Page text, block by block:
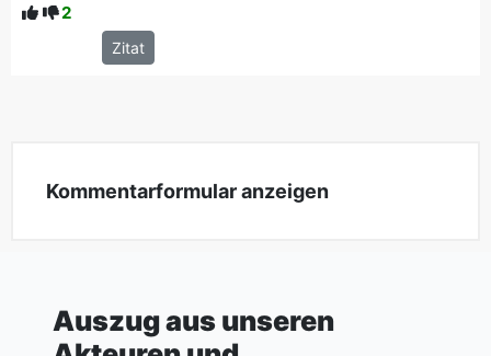
2
Zitat
Kommentarformular anzeigen
Auszug aus unseren